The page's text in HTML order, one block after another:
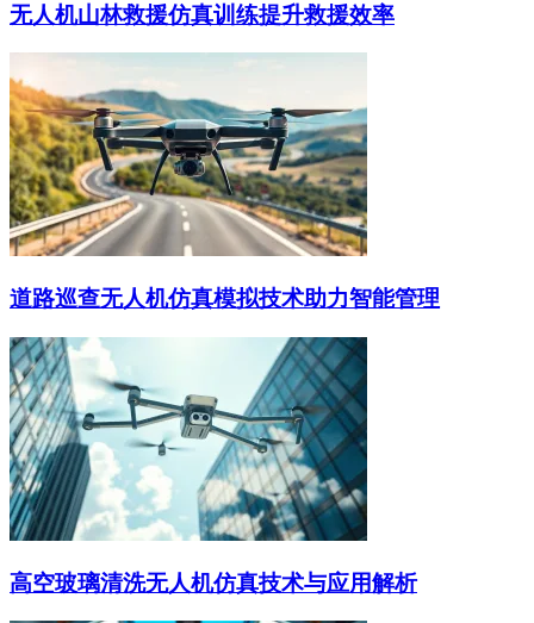
无人机山林救援仿真训练提升救援效率
道路巡查无人机仿真模拟技术助力智能管理
高空玻璃清洗无人机仿真技术与应用解析